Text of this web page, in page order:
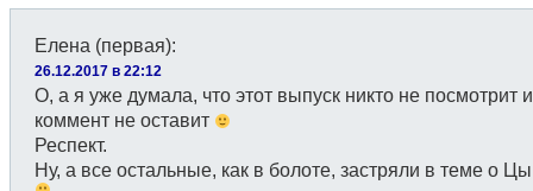
Елена (первая):
26.12.2017 в 22:12
О, а я уже думала, что этот выпуск никто не посмотрит и
коммент не оставит
Респект.
Ну, а все остальные, как в болоте, застряли в теме о